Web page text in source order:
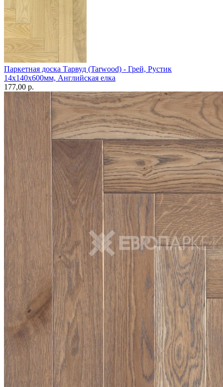
Паркетная доска Тарвуд (Tarwood) - Грей, Рустик
14х140х600мм, Английская елка
177,00 p.